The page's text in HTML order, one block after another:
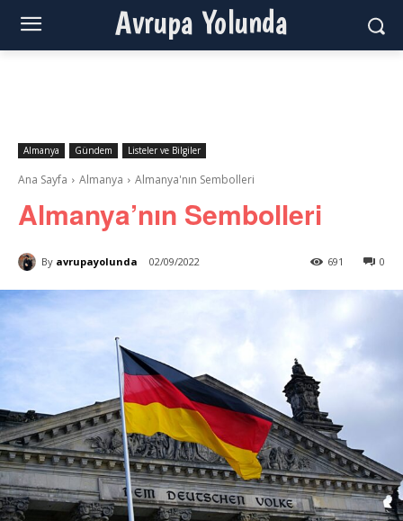
Avrupa Yolunda
Almanya Gündem Listeler ve Bilgiler
Ana Sayfa Almanya Almanya'nın Sembolleri
Almanya’nın Sembolleri
By avrupayolunda 02/09/2022 0
691